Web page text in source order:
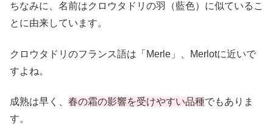
ちなみに、名前はクロウタドリの羽（藍色）に似ているこ
とに由来しています。
クロウタドリのフランス語は「Merle」、Merlotに近いで
すよね。
成熟は早く、 春の霜の影響を受けやすい品種でもありま
す。